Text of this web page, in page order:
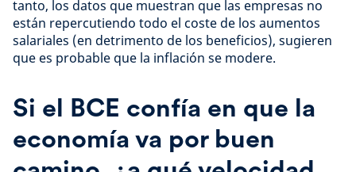
tanto, los datos que muestran que las empresas no
están repercutiendo todo el coste de los aumentos
salariales (en detrimento de los beneficios), sugieren
que es probable que la inflación se modere.
Si el BCE confía en que la
economía va por buen